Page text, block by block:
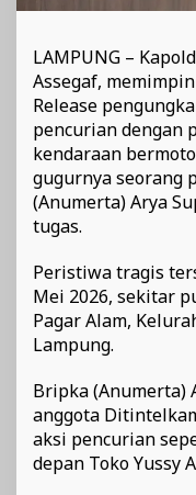
LAMPUNG –
Assegaf,
Release
pencurian dengan
kendaraan
gugurnya seorang
(Anumerta) Arya
tugas.
Peristiwa tragis
Mei 2026, sekitar
Pagar Alam,
Lampung.
Bripka (Anumerta)
anggota
aksi pencurian
depan Toko Yussy